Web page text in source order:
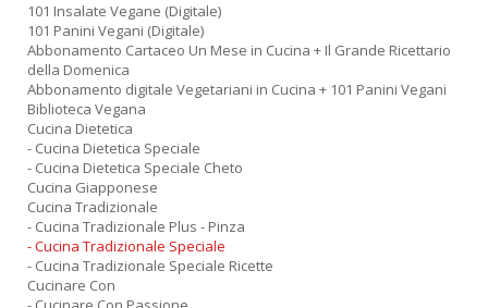
101 Insalate Vegane (Digitale)
101 Panini Vegani (Digitale)
Abbonamento Cartaceo Un Mese in Cucina + Il Grande Ricettario
della Domenica
Abbonamento digitale Vegetariani in Cucina + 101 Panini Vegani
Biblioteca Vegana
Cucina Dietetica
- Cucina Dietetica Speciale
- Cucina Dietetica Speciale Cheto
Cucina Giapponese
Cucina Tradizionale
- Cucina Tradizionale Plus - Pinza
- Cucina Tradizionale Speciale
- Cucina Tradizionale Speciale Ricette
Cucinare Con